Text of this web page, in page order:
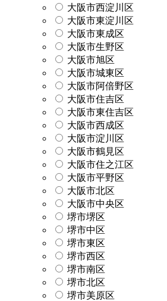
大阪市西淀川区
大阪市東淀川区
大阪市東成区
大阪市生野区
大阪市旭区
大阪市城東区
大阪市阿倍野区
大阪市住吉区
大阪市東住吉区
大阪市西成区
大阪市淀川区
大阪市鶴見区
大阪市住之江区
大阪市平野区
大阪市北区
大阪市中央区
堺市堺区
堺市中区
堺市東区
堺市西区
堺市南区
堺市北区
堺市美原区